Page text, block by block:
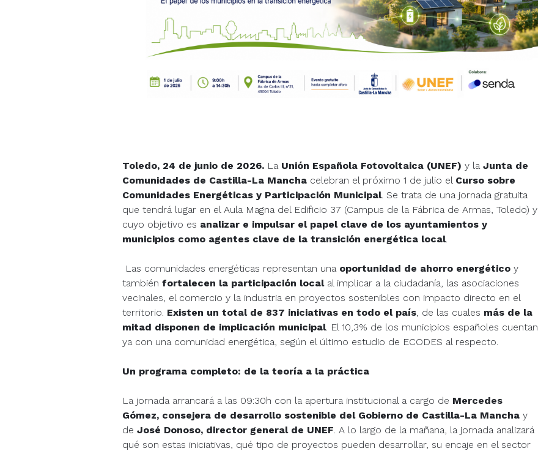
Toledo, 24 de junio de 2026. La Unión Española Fotovoltaica (UNEF) y la Junta de
Comunidades de Castilla-La Mancha celebran el próximo 1 de julio el Curso sobre
Comunidades Energéticas y Participación Municipal. Se trata de una jornada gratuita
que tendrá lugar en el Aula Magna del Edificio 37 (Campus de la Fábrica de Armas, Toledo) y
cuyo objetivo es analizar e impulsar el papel clave de los ayuntamientos y
municipios como agentes clave de la transición energética local.
Las comunidades energéticas representan una oportunidad de ahorro energético y
también fortalecen la participación local al implicar a la ciudadanía, las asociaciones
vecinales, el comercio y la industria en proyectos sostenibles con impacto directo en el
territorio. Existen un total de 837 iniciativas en todo el país, de las cuales más de la
mitad disponen de implicación municipal. El 10,3% de los municipios españoles cuentan
ya con una comunidad energética, según el último estudio de ECODES al respecto.
Un programa completo: de la teoría a la práctica
La jornada arrancará a las 09:30h con la apertura institucional a cargo de Mercedes
Gómez, consejera de desarrollo sostenible del Gobierno de Castilla-La Mancha y
de José Donoso, director general de UNEF. A lo largo de la mañana, la jornada analizará
qué son estas iniciativas, qué tipo de proyectos pueden desarrollar, su encaje en el sector